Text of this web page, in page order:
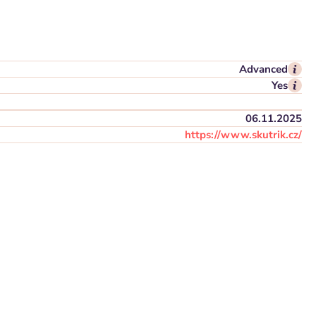
Advanced
Yes
06.11.2025
https://www.skutrik.cz/